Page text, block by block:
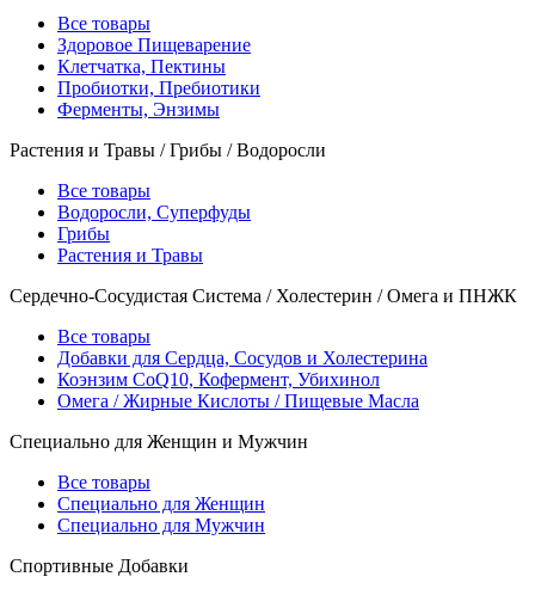
Все товары
Здоровое Пищеварение
Клетчатка, Пектины
Пробиотки, Пребиотики
Ферменты, Энзимы
Растения и Травы / Грибы / Водоросли
Все товары
Водоросли, Суперфуды
Грибы
Растения и Травы
Сердечно-Сосудистая Система / Холестерин / Омега и ПНЖК
Все товары
Добавки для Сердца, Сосудов и Холестерина
Коэнзим CoQ10, Кофермент, Убихинол
Омега / Жирные Кислоты / Пищевые Масла
Специально для Женщин и Мужчин
Все товары
Специально для Женщин
Специально для Мужчин
Спортивные Добавки